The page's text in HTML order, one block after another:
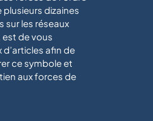
dizaines
sur les réseaux
de vous
afin de
ce symbole et
aux forces de